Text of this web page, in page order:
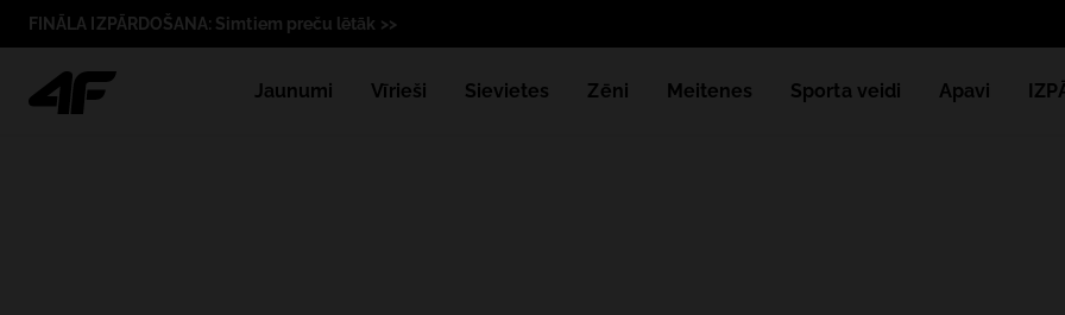
FINĀLA IZPĀRDOŠANA: Simtiem preču lētāk >>
Jaunumi Vīrieši Sievietes Zēni Meitenes Sporta veidi Apavi